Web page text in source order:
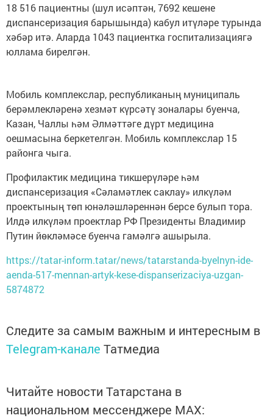
18 516 пациентны (шул исәптән, 7692 кешене
диспансеризация барышында) кабул итүләре турында
хәбәр итә. Аларда 1043 пациентка госпитализациягә
юллама бирелгән.
Мобиль комплекслар, республиканың муниципаль
берәмлекләренә хезмәт күрсәтү зоналары буенча,
Казан, Чаллы һәм Әлмәттәге дүрт медицина
оешмасына беркетелгән. Мобиль комплекслар 15
районга чыга.
Профилактик медицина тикшерүләре һәм
диспансеризация «Сәламәтлек саклау» илкүләм
проектының төп юнәләшләреннән берсе булып тора.
Илдә илкүләм проектлар РФ Президенты Владимир
Путин йөкләмәсе буенча гамәлгә ашырыла.
https://tatar-inform.tatar/news/tatarstanda-byelnyn-ide-
aenda-517-mennan-artyk-kese-dispanserizaciya-uzgan-
5874872
Следите за самым важным и интересным в
Telegram-канале Татмедиа
Читайте новости Татарстана в
национальном мессенджере MАХ: